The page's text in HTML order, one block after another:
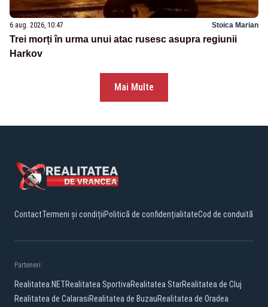
6 aug. 2026, 10:47 Stoica Marian
Trei morți în urma unui atac rusesc asupra regiunii
Harkov
Mai Multe
ContactTermeni și condițiiPolitică de confidențialitateCod de conduită
Parteneri:
Realitatea.NETRealitatea SportivaRealitatea StarRealitatea de Cluj
Realitatea de CalarasiRealitatea de BuzauRealitatea de Oradea